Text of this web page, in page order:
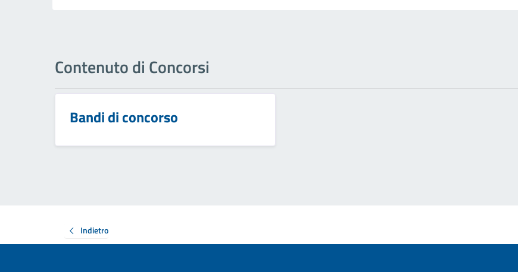
Contenuto di Concorsi
Bandi di concorso
Indietro